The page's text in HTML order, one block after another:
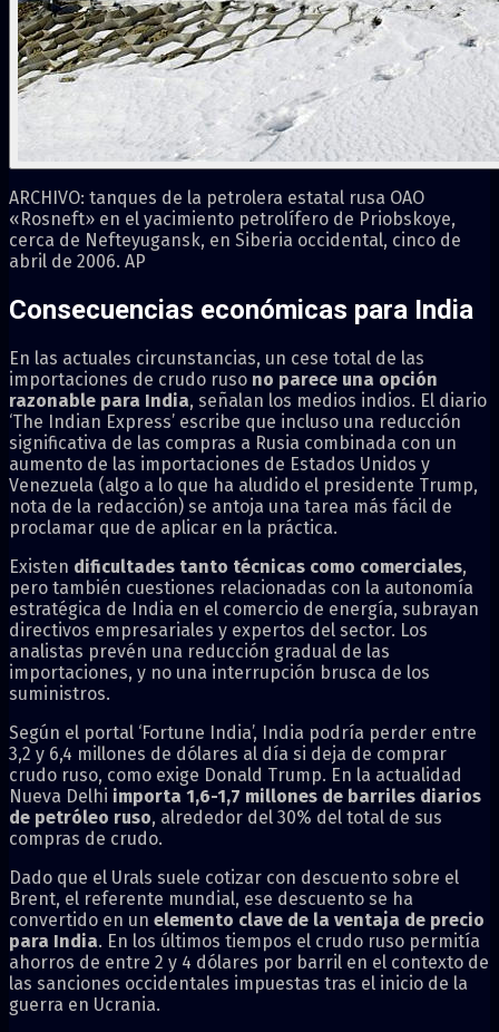
ARCHIVO: tanques de la petrolera estatal rusa OAO
«Rosneft» en el yacimiento petrolífero de Priobskoye,
cerca de Nefteyugansk, en Siberia occidental, cinco de
abril de 2006. AP
Consecuencias económicas para India
En las actuales circunstancias, un cese total de las
importaciones de crudo ruso no parece una opción
razonable para India, señalan los medios indios. El diario
‘The Indian Express’ escribe que incluso una reducción
significativa de las compras a Rusia combinada con un
aumento de las importaciones de Estados Unidos y
Venezuela (algo a lo que ha aludido el presidente Trump,
nota de la redacción) se antoja una tarea más fácil de
proclamar que de aplicar en la práctica.
Existen dificultades tanto técnicas como comerciales,
pero también cuestiones relacionadas con la autonomía
estratégica de India en el comercio de energía, subrayan
directivos empresariales y expertos del sector. Los
analistas prevén una reducción gradual de las
importaciones, y no una interrupción brusca de los
suministros.
Según el portal ‘Fortune India’, India podría perder entre
3,2 y 6,4 millones de dólares al día si deja de comprar
crudo ruso, como exige Donald Trump. En la actualidad
Nueva Delhi importa 1,6-1,7 millones de barriles diarios
de petróleo ruso, alrededor del 30% del total de sus
compras de crudo.
Dado que el Urals suele cotizar con descuento sobre el
Brent, el referente mundial, ese descuento se ha
convertido en un elemento clave de la ventaja de precio
para India. En los últimos tiempos el crudo ruso permitía
ahorros de entre 2 y 4 dólares por barril en el contexto de
las sanciones occidentales impuestas tras el inicio de la
guerra en Ucrania.